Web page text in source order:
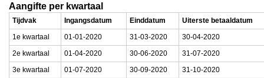
Aangifte per kwartaal
Tijdvak Ingangsdatum Einddatum
Uiterste betaaldatum
1e kwartaal
01-01-2020 31-03-2020
30-04-2020
2e kwartaal
01-04-2020 30-06-2020
31-07-2020
3e kwartaal
01-07-2020 30-09-2020
31-10-2020